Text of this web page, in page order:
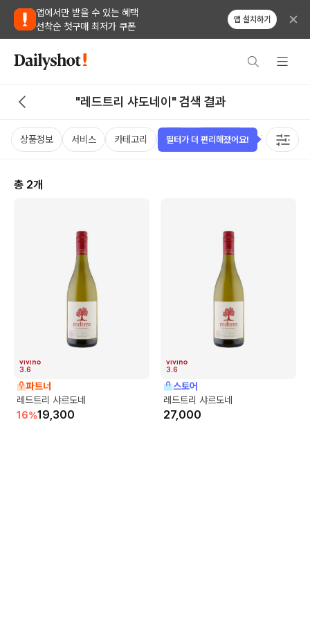
앱에서만 받을 수 있는 혜택
선착순 첫구매 최저가 쿠폰
앱 설치하기
"레드트리 샤도네이" 검색 결과
상품정보 서비스 카테고리 가격 비비노점수 국가 용량
총 2개
3.6
파트너
레드트리 샤르도네
16%19,300
3.6
스토어
레드트리 샤르도네
27,000
필터가 더 편리해졌어요!